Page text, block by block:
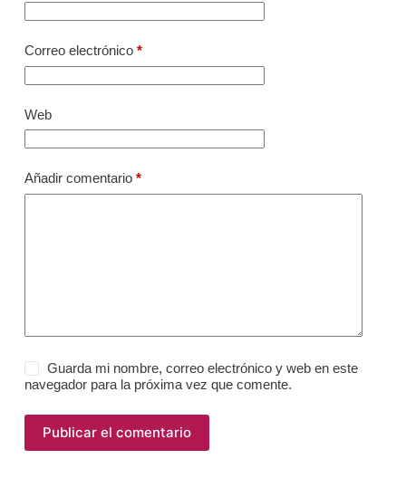
Correo electrónico*
Web
Añadir comentario*
Guarda mi nombre, correo electrónico y web en este
navegador para la próxima vez que comente.
Publicar el comentario